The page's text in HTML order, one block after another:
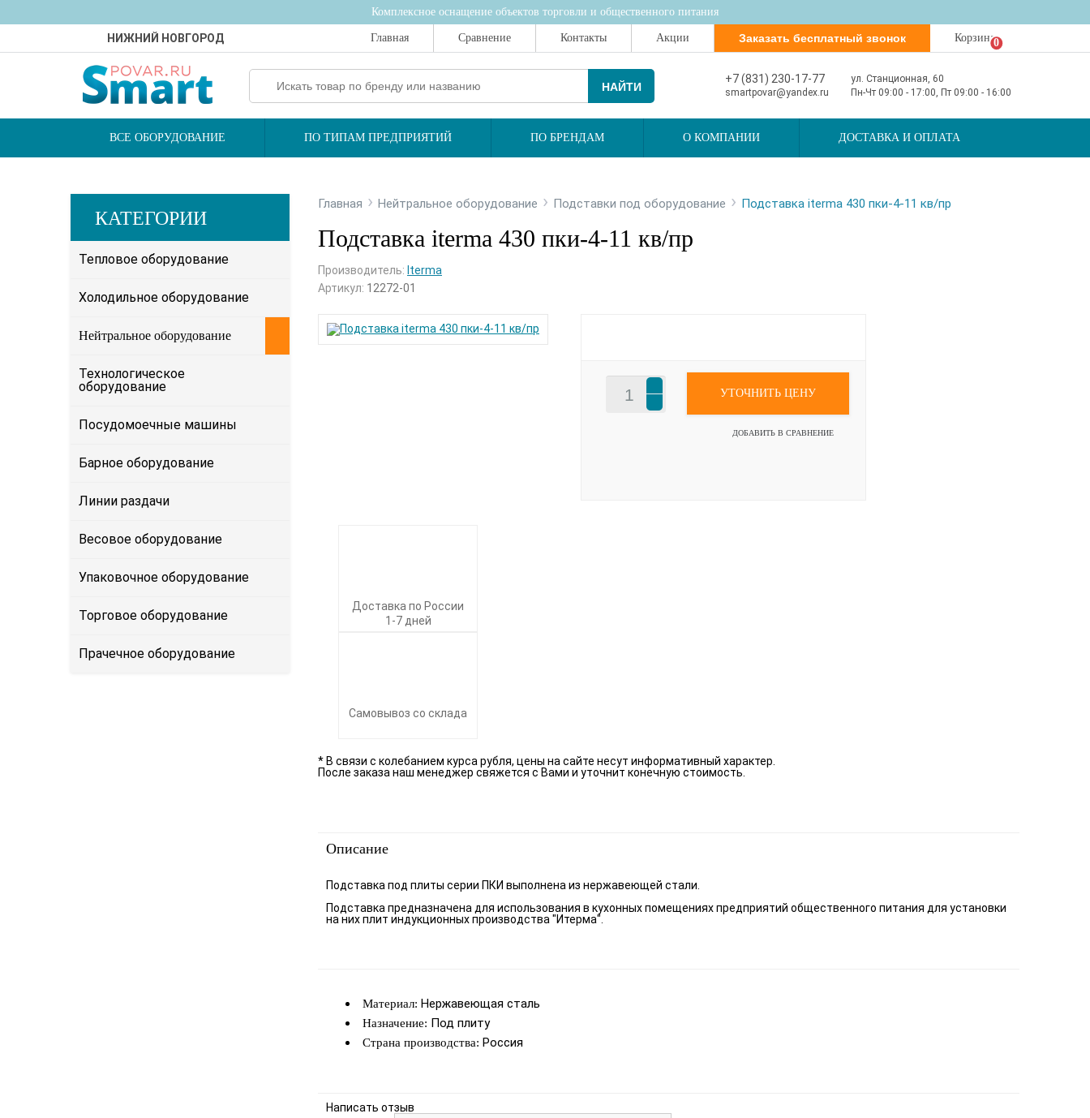
Комплексное оснащение объектов торговли и общественного питания
Главная Сравнение Контакты Акции Заказать бесплатный звонок Корзина0
НИЖНИЙ НОВГОРОД
НАЙТИ
+7 (831) 230-17-77
ул. Станционная, 60
smartpovar@yandex.ru
Пн-Чт 09:00 - 17:00, Пт 09:00 - 16:00
ВСЕ ОБОРУДОВАНИЕ ПО ТИПАМ ПРЕДПРИЯТИЙ ПО БРЕНДАМ О КОМПАНИИ ДОСТАВКА И ОПЛАТА
КАТЕГОРИИ
Тепловое оборудование
Холодильное оборудование
Нейтральное оборудование
Технологическое
оборудование
Посудомоечные машины
Барное оборудование
Линии раздачи
Весовое оборудование
Упаковочное оборудование
Торговое оборудование
Прачечное оборудование
Главная › Нейтральное оборудование › Подставки под оборудование › Подставка iterma 430 пки-4-11 кв/пр
Подставка iterma 430 пки-4-11 кв/пр
Производитель: Iterma
Артикул: 12272-01
УТОЧНИТЬ ЦЕНУ
ДОБАВИТЬ В СРАВНЕНИЕ
Доставка по России
1-7 дней
Самовывоз со склада
* В связи с колебанием курса рубля, цены на сайте несут информативный характер.
После заказа наш менеджер свяжется с Вами и уточнит конечную стоимость.
Описание
Подставка под плиты серии ПКИ выполнена из нержавеющей стали.
Подставка предназначена для использования в кухонных помещениях предприятий общественного питания для установки
на них плит индукционных производства "Итерма".
Материал: Нержавеющая сталь
Назначение: Под плиту
Страна производства: Россия
Написать отзыв